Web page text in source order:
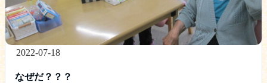
2022-07-18
なぜだ？？？